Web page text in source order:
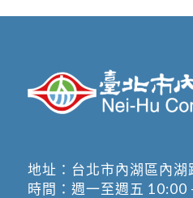
地址： 台北市內湖區內
時間：週一至週五